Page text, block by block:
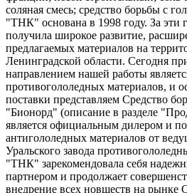
соляная смесь; средство борьбы с
"ТНК" основана в 1998 году. За эти
получила широкое развитие,
предлагаемых материалов на
Ленинградской области. Сегодня
направлением нашей работы
противогололедных материалов, и
поставки представляем Средство
"Бионорд" (описание в разделе
является официальным дилером и
антигололедных материалов от
Уральского завода
"ТНК" зарекомендовала себя
партнером и продолжает
внедрение всех новшеств на рынке